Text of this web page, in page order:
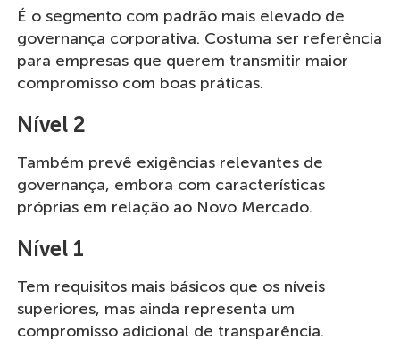
É o segmento com padrão mais elevado de
governança corporativa. Costuma ser referência
para empresas que querem transmitir maior
compromisso com boas práticas.
Nível 2
Também prevê exigências relevantes de
governança, embora com características
próprias em relação ao Novo Mercado.
Nível 1
Tem requisitos mais básicos que os níveis
superiores, mas ainda representa um
compromisso adicional de transparência.